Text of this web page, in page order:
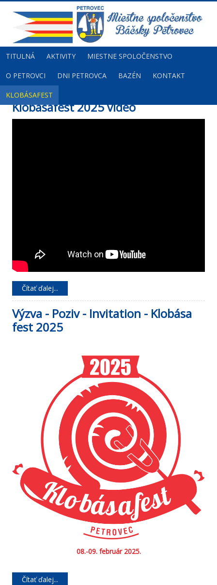
TITULNÁ AKTIVITY MIESTNE SPOLOČENSTVO
O PETROVCI DNI PETROVCA BAZÉN KONTAKT
KLOBÁSAFEST
Klobásafest 2025 video
Čítať ďalej...
Výzva - Poziv - Invitation - Klobása
fest 2025
08.-09. február 2025.
Čítať ďalej...